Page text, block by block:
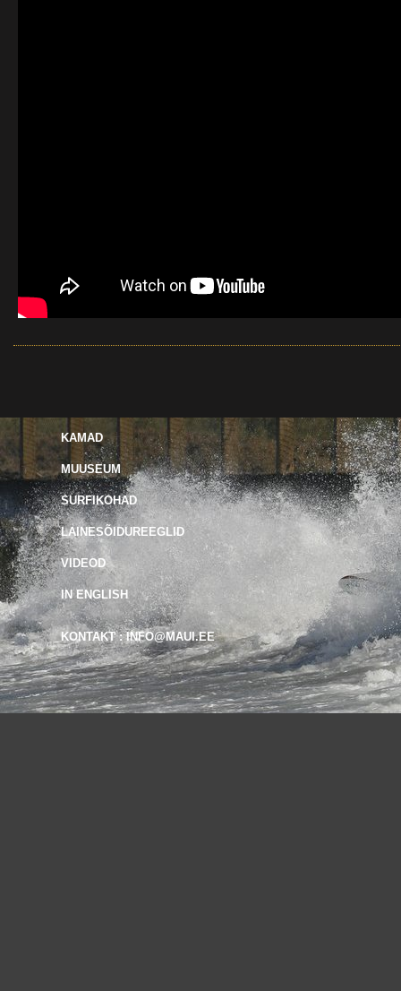
KAMAD
MUUSEUM
SURFIKOHAD
LAINESÕIDUREEGLID
VIDEOD
IN ENGLISH
KONTAKT : INFO@MAUI.EE